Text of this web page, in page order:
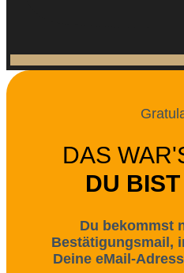
DAS
DU
Du bekommst
Bestätigungsmail,
Deine eMail-